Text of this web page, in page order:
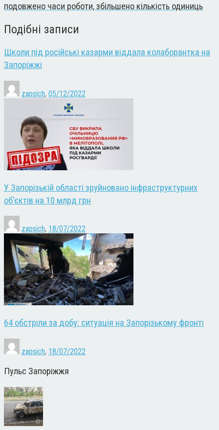
подовжено часи роботи, збільшено кількість одиниць
Подібні записи
Школи під російські казарми віддала колаборантка на
Запоріжжі
zapsich, 05/12/2022
У Запорізькій області зруйновано інфраструктурних
об’єктів на 10 млрд грн
zapsich, 18/07/2022
64 обстріли за добу: ситуація на Запорізькому фронті
zapsich, 18/07/2022
Пульс Запоріжжя